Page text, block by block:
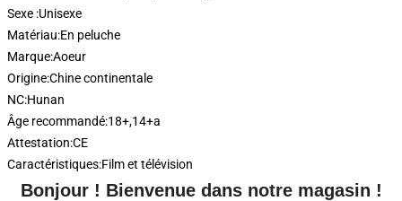
Sexe :Unisexe
Matériau:En peluche
Marque:Aoeur
Origine:Chine continentale
NC:Hunan
Âge recommandé:18+,14+a
Attestation:CE
Caractéristiques:Film et télévision
Bonjour ! Bienvenue dans notre magasin !